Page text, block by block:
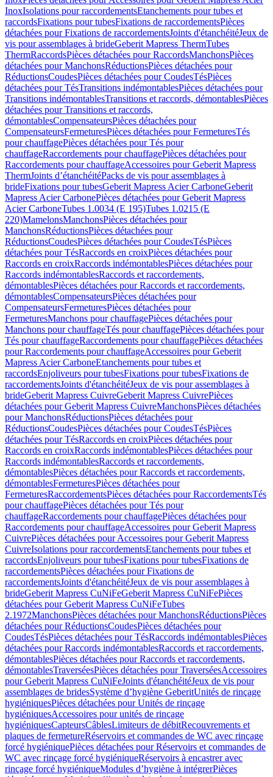
InoxIsolations pour raccordementsEtanchements pour tubes et
raccordsFixations pour tubesFixations de raccordementsPièces
détachées pour Fixations de raccordementsJoints d'étanchéitéJeux de
vis pour assemblages à brideGeberit Mapress ThermTubes
ThermRaccordsPièces détachées pour RaccordsManchonsPièces
détachées pour ManchonsRéductionsPièces détachées pour
RéductionsCoudesPièces détachées pour CoudesTésPièces
détachées pour TésTransitions indémontablesPièces détachées pour
Transitions indémontablesTransitions et raccords, démontablesPièces
détachées pour Transitions et raccords,
démontablesCompensateursPièces détachées pour
CompensateursFermeturesPièces détachées pour FermeturesTés
pour chauffagePièces détachées pour Tés pour
chauffageRaccordements pour chauffagePièces détachées pour
Raccordements pour chauffageAccessoires pour Geberit Mapress
ThermJoints d’étanchéitéPacks de vis pour assemblages à
brideFixations pour tubesGeberit Mapress Acier CarboneGeberit
Mapress Acier CarbonePièces détachées pour Geberit Mapress
Acier CarboneTubes 1.0034 (E 195)Tubes 1.0215 (E
220)MamelonsManchonsPièces détachées pour
ManchonsRéductionsPièces détachées pour
RéductionsCoudesPièces détachées pour CoudesTésPièces
détachées pour TésRaccords en croixPièces détachées pour
Raccords en croixRaccords indémontablesPièces détachées pour
Raccords indémontablesRaccords et raccordements,
démontablesPièces détachées pour Raccords et raccordements,
démontablesCompensateursPièces détachées pour
CompensateursFermeturesPièces détachées pour
FermeturesManchons pour chauffagePièces détachées pour
Manchons pour chauffageTés pour chauffagePièces détachées pour
Tés pour chauffageRaccordements pour chauffagePièces détachées
pour Raccordements pour chauffageAccessoires pour Geberit
Mapress Acier CarboneEtanchements pour tubes et
raccordsEnjoliveurs pour tubesFixations pour tubesFixations de
raccordementsJoints d'étanchéitéJeux de vis pour assemblages à
brideGeberit Mapress CuivreGeberit Mapress CuivrePièces
détachées pour Geberit Mapress CuivreManchonsPièces détachées
pour ManchonsRéductionsPièces détachées pour
RéductionsCoudesPièces détachées pour CoudesTésPièces
détachées pour TésRaccords en croixPièces détachées pour
Raccords en croixRaccords indémontablesPièces détachées pour
Raccords indémontablesRaccords et raccordements,
démontablesPièces détachées pour Raccords et raccordements,
démontablesFermeturesPièces détachées pour
FermeturesRaccordementsPièces détachées pour RaccordementsTés
pour chauffagePièces détachées pour Tés pour
chauffageRaccordements pour chauffagePièces détachées pour
Raccordements pour chauffageAccessoires pour Geberit Mapress
CuivrePièces détachées pour Accessoires pour Geberit Mapress
CuivreIsolations pour raccordementsEtanchements pour tubes et
raccordsEnjoliveurs pour tubesFixations pour tubesFixations de
raccordementsPièces détachées pour Fixations de
raccordementsJoints d'étanchéitéJeux de vis pour assemblages à
brideGeberit Mapress CuNiFeGeberit Mapress CuNiFePièces
détachées pour Geberit Mapress CuNiFeTubes
2.1972ManchonsPièces détachées pour ManchonsRéductionsPièces
détachées pour RéductionsCoudesPièces détachées pour
CoudesTésPièces détachées pour TésRaccords indémontablesPièces
détachées pour Raccords indémontablesRaccords et raccordements,
démontablesPièces détachées pour Raccords et raccordements,
démontablesTraverséesPièces détachées pour TraverséesAccessoires
pour Geberit Mapress CuNiFeJoints d'étanchéitéJeux de vis pour
assemblages de bridesSystème d’hygiène GeberitUnités de rinçage
hygiéniquesPièces détachées pour Unités de rinçage
hygiéniquesAccessoires pour unités de rinçage
hygiéniquesCapteursCâblesLimiteurs de débitRecouvrements et
plaques de fermetureRéservoirs et commandes de WC avec rinçage
forcé hygiéniquePièces détachées pour Réservoirs et commandes de
WC avec rinçage forcé hygiéniqueRéservoirs à encastrer avec
rinçage forcé hygiéniqueModules d’hygiène à intégrerPièces